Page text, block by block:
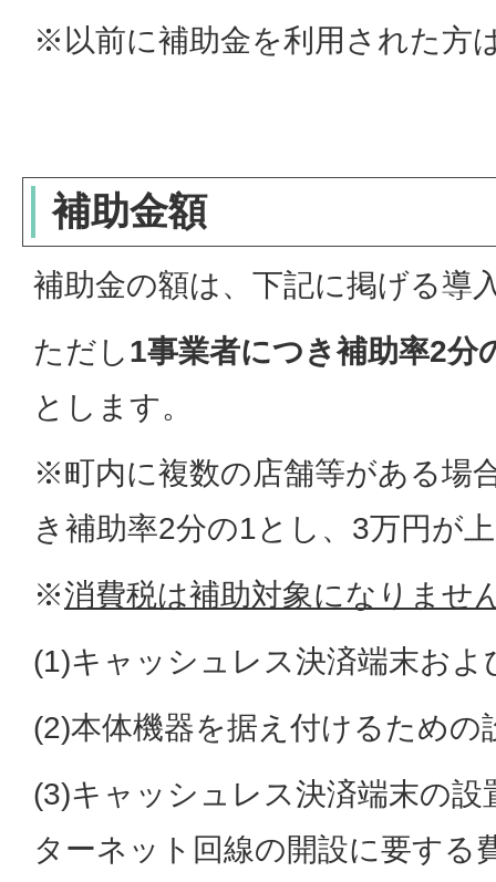
※以前に補助金を利用された方
補助金額
補助金の額は、下記に掲げる導
ただし1事業者につき補助率2分
とします。
※町内に複数の店舗等がある場
き補助率2分の1とし、3万円が
※消費税は補助対象になりませ
(1)キャッシュレス決済端末およ
(2)本体機器を据え付けるための
(3)キャッシュレス決済端末の
ターネット回線の開設に要する